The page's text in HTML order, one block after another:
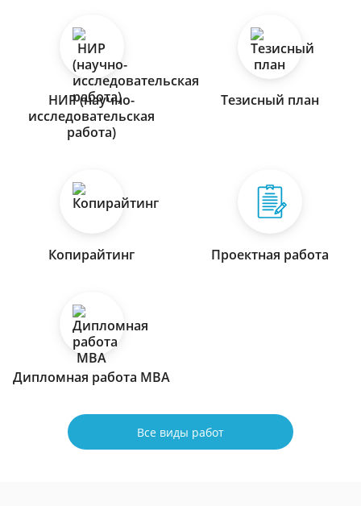
НИР (научно-
исследовательская
работа)
Тезисный план
Копирайтинг Проектная работа
Дипломная работа МВА
Все виды работ